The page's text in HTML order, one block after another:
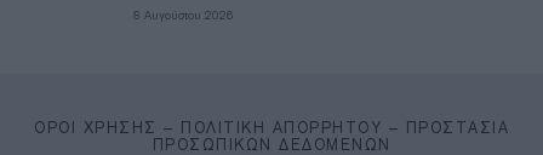
8 Αυγούστου 2026
ΌΡΟΙ ΧΡΉΣΗΣ – ΠΟΛΙΤΙΚΉ ΑΠΟΡΡΉΤΟΥ – ΠΡΟΣΤΑΣΊΑ
ΠΡΟΣΩΠΙΚΏΝ ΔΕΔΟΜΈΝΩΝ